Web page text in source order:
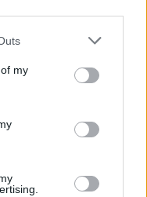
one or more Google
You may click to
third-party tags to
in below Google
my